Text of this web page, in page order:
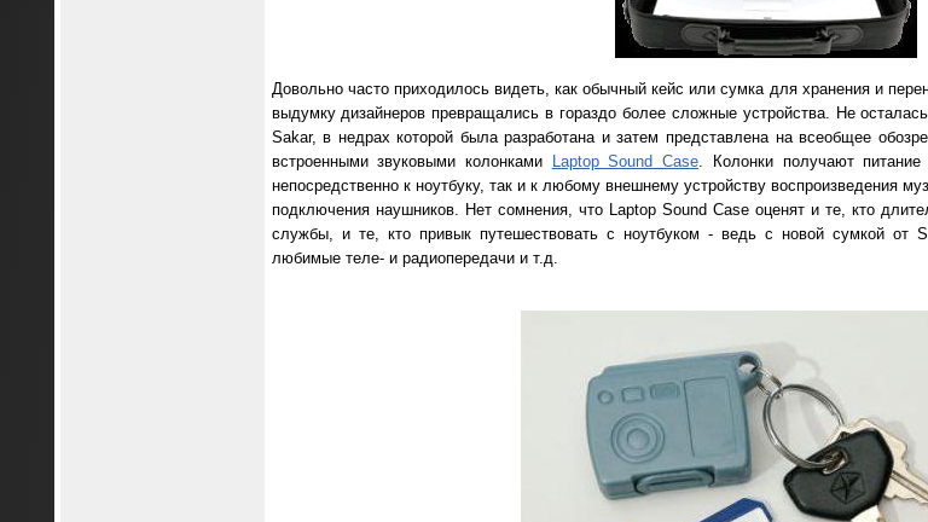
Довольно часто приходилось видеть, как обычный кейс или сумка для хранения и
выдумку дизайнеров превращались в гораздо более сложные устройства. Не
Sakar, в недрах которой была разработана и затем представлена на всеобщее
встроенными звуковыми колонками
Laptop Sound Case. Колонки получают
непосредственно к ноутбуку, так и к любому внешнему устройству воспроизведения
подключения наушников. Нет сомнения, что Laptop Sound Case оценят и те, кто
службы, и те, кто привык путешествовать с ноутбуком - ведь с новой сумкой от
любимые теле- и радиопередачи и т.д.